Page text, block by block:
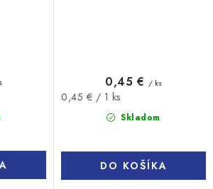
Skladom
0,45 € / ks
Jednotková
0,45 € / 1 ks
DO KOŠÍKA